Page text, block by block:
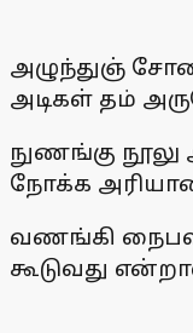
அழுந்துஞ்
அடிகள் தம்
நுணங்கு
நோக்க
வணங்கி
கூடுவது